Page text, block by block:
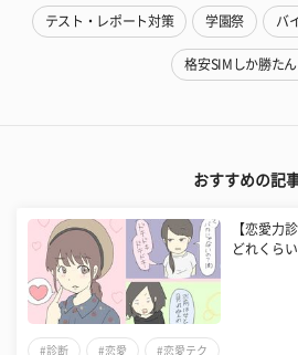
テスト・レポート対策 学園祭 バ
格安SIMしか勝たん
おすすめの記
【恋愛力
どれくら
#診断 #恋愛 #恋愛テク